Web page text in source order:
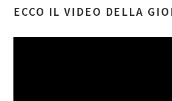
ECCO IL VIDEO DELLA